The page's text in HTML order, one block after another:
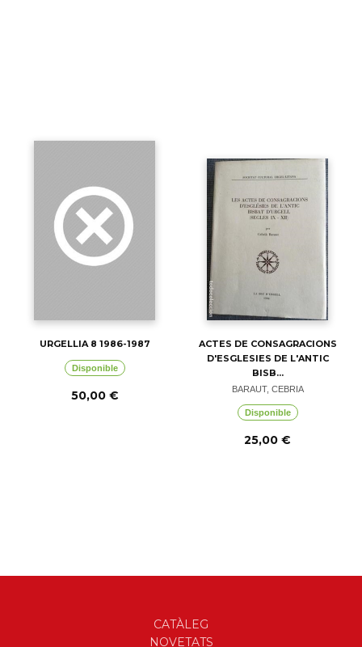
URGELLIA 8 1986-1987
Disponible
50,00 €
ACTES DE CONSAGRACIONS
D'ESGLESIES DE L'ANTIC
BISB...
BARAUT, CEBRIA
Disponible
25,00 €
CATÀLEG
NOVETATS